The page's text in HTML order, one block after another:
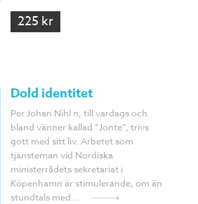
225 kr
Dold identitet
Per Johan Nihl n, till vardags och
bland vänner kallad ”Jonte”, trivs
gott med sitt liv. Arbetet som
tjänsteman vid Nordiska
ministerrådets sekretariat i
Köpenhamn är stimulerande, om än
stundtals med...